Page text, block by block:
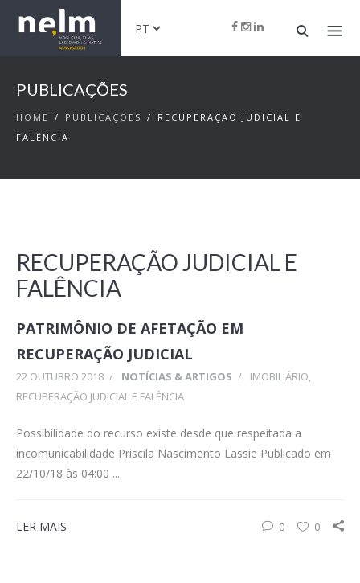
PUBLICAÇÕES
HOME / PUBLICAÇÕES /
RECUPERAÇÃO JUDICIAL E
FALÊNCIA
RECUPERAÇÃO JUDICIAL E
FALÊNCIA
PATRIMÔNIO DE AFETAÇÃO EM
RECUPERAÇÃO JUDICIAL
22 OUTUBRO 2018 / NOTÍCIAS & ARTIGOS / IMOBILIÁRIO,
RECUPERAÇÃO JUDICIAL E FALÊNCIA
Possibilidade do recurso existe desde que respeitada a
incomunicabilidade Priscila Nascimento Lassie Publicado em
22/10/18 às 04:00 ...
LER MAIS 0 0